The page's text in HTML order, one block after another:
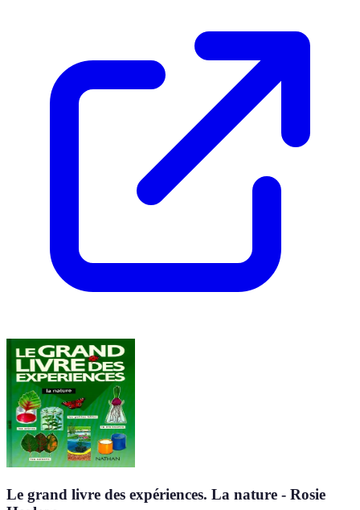
Le grand livre des expériences. La nature - Rosie